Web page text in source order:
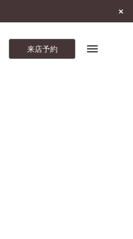
9:30～16:00/ 通話無料
来店予約